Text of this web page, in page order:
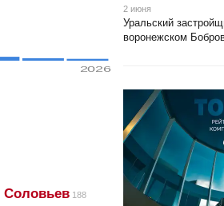
2026
Соловьев 188
2 июня
Уральский
воронежском